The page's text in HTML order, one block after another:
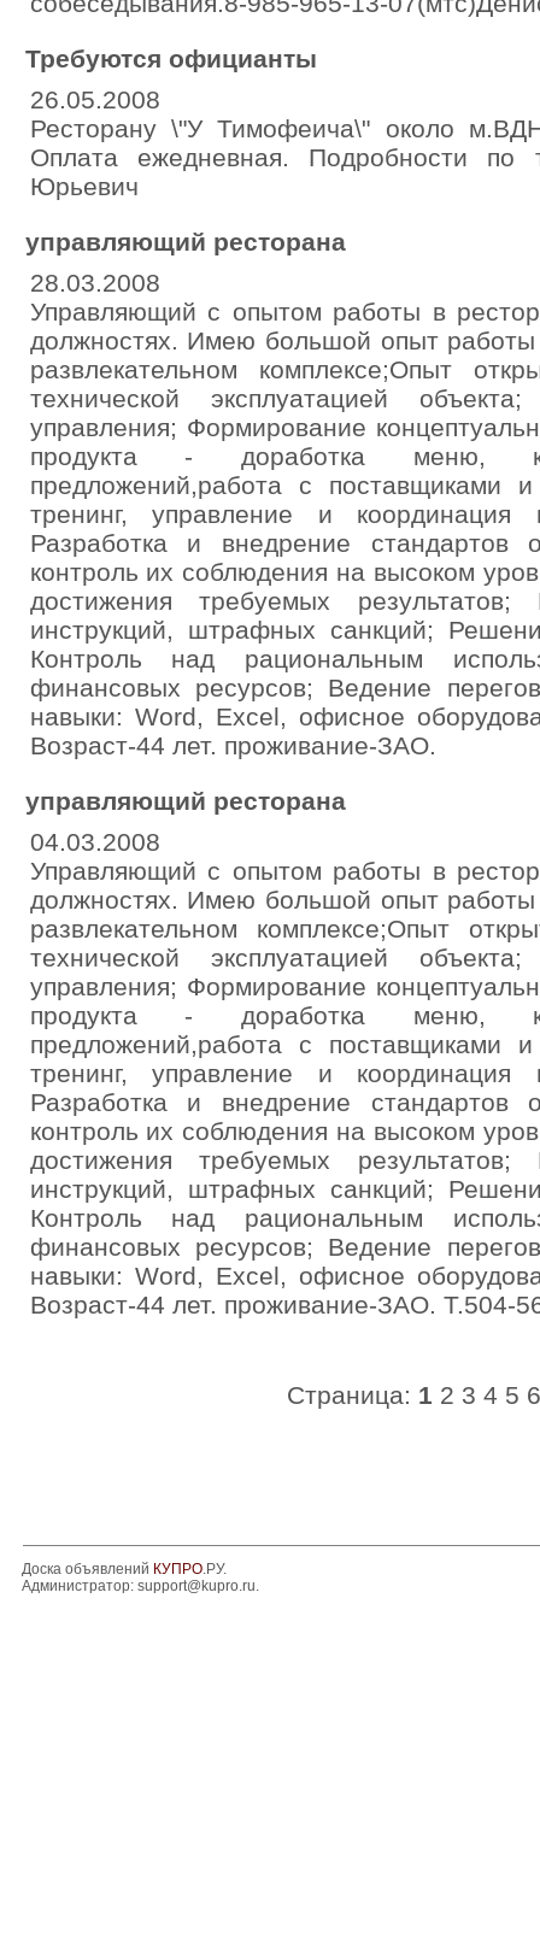
Требуются официанты
26.05.2008
Ресторану \"У Тимофеича\" около
Оплата ежедневная. Подробности
Юрьевич
управляющий ресторана
28.03.2008
Управляющий с опытом работы в
должностях. Имею большой опыт работы
развлекательном комплексе;Опыт
технической эксплуатацией
управления; Формирование
продукта - доработка меню,
предложений,работа с поставщиками
тренинг, управление и координация
Разработка и внедрение стандартов
контроль их соблюдения на высоком
достижения требуемых результатов;
инструкций, штрафных санкций;
Контроль над рациональным
финансовых ресурсов; Ведение
навыки: Word, Excel, офисное
Возраст-44 лет. проживание-ЗАО.
управляющий ресторана
04.03.2008
Управляющий с опытом работы в
должностях. Имею большой опыт работы
развлекательном комплексе;Опыт
технической эксплуатацией
управления; Формирование
продукта - доработка меню,
предложений,работа с поставщиками
тренинг, управление и координация
Разработка и внедрение стандартов
контроль их соблюдения на высоком
достижения требуемых результатов;
инструкций, штрафных санкций;
Контроль над рациональным
финансовых ресурсов; Ведение
навыки: Word, Excel, офисное
Возраст-44 лет. проживание-ЗАО. Т.504-
Страница: 1 2 3 4 5 6
Доска объявлений КУПРО.РУ.
Администратор: support@kupro.ru.